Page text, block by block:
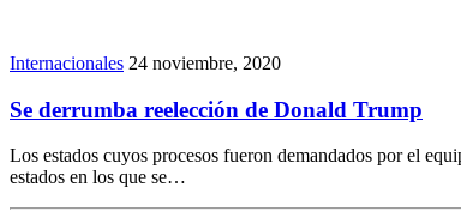
Internacionales 24 noviembre, 2020
Se derrumba reelección de Donald Trump
Los estados cuyos procesos fueron demandados por el
estados en los que se…